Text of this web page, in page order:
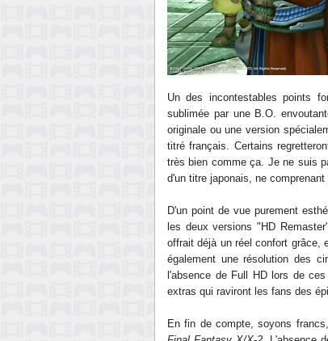
Un des incontestables points
sublimée par une B.O.
originale ou une version
titré français. Certains
très bien comme ça. Je ne suis
d'un titre japonais, ne comprenant
D'un point de vue purement
les deux versions "HD
offrait déjà un réel confort grâce,
également une résolution des
l'absence de Full HD lors de
extras qui raviront les fans des
En fin de compte, soyons